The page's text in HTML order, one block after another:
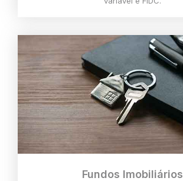
Fundos Imobiliários